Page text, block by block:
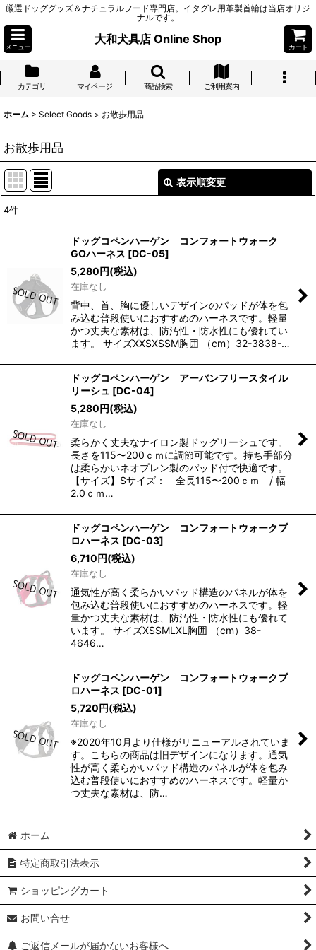
厳選ドッググッズ＆ナチュラルフード専門店。イタグレ用革製首輪は当店オリジ
ナルです。
メニュー
大和犬具店 Online Shop
カート
カテゴリ マイページ 商品検索 ご利用案内
ホーム > Select Goods > お散歩用品
お散歩用品
表示順変更
絞り込む
4件
ドッグコペンハーゲン コンフォートウォーク
GOハーネス [DC-05]
5,280円(税込)
在庫なし
背中、首、胸に優しいデザインのパッドが体を包
み込む普段使いにおすすめのハーネスです。軽量
かつ丈夫な素材は、防汚性・防水性にも優れてい
ます。 サイズXXSXSSM胸囲 （cm）32-3838-…
ドッグコペンハーゲン アーバンフリースタイル
リーシュ [DC-04]
5,280円(税込)
在庫なし
柔らかく丈夫なナイロン製ドッグリーシュです。
長さを115〜200ｃｍに調節可能です。持ち手部分
は柔らかいネオプレン製のパッド付で快適です。
【サイズ】Sサイズ： 全長115〜200ｃｍ / 幅
2.0ｃｍ…
ドッグコペンハーゲン コンフォートウォークプ
ロハーネス [DC-03]
6,710円(税込)
在庫なし
通気性が高く柔らかいパッド構造のパネルが体を
包み込む普段使いにおすすめのハーネスです。軽
量かつ丈夫な素材は、防汚性・防水性にも優れて
います。 サイズXSSMLXL胸囲 （cm）38-
4646…
ドッグコペンハーゲン コンフォートウォークプ
ロハーネス [DC-01]
5,720円(税込)
在庫なし
※2020年10月より仕様がリニューアルされていま
す。こちらの商品は旧デザインになります。通気
性が高く柔らかいパッド構造のパネルが体を包み
込む普段使いにおすすめのハーネスです。軽量か
つ丈夫な素材は、防…
ホーム
特定商取引法表示
ショッピングカート
お問い合せ
ご返信メールが届かないお客様へ